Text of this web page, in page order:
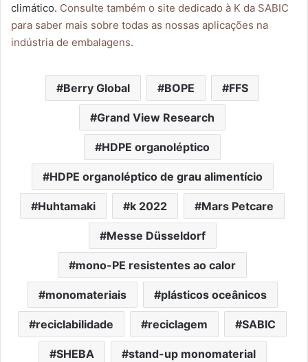
climático. Consulte também o site dedicado à K da SABIC
para saber mais sobre todas as nossas aplicações na
indústria de embalagens.
Berry Global BOPE FFS
Grand View Research
HDPE organoléptico
HDPE organoléptico de grau alimentício
Huhtamaki k 2022 Mars Petcare
Messe Düsseldorf
mono-PE resistentes ao calor
monomateriais plásticos oceânicos
reciclabilidade reciclagem SABIC
SHEBA stand-up monomaterial